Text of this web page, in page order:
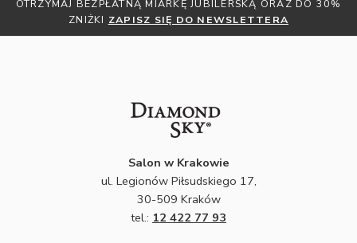
OTRZYMAJ BEZPŁATNĄ MIARKĘ JUBILERSKĄ ORAZ DO 30%
ZNIŻKI ZAPISZ SIĘ DO NEWSLETTERA
Salon w Krakowie
ul. Legionów Piłsudskiego 17,
30-509 Kraków
tel.: 12 422 77 93